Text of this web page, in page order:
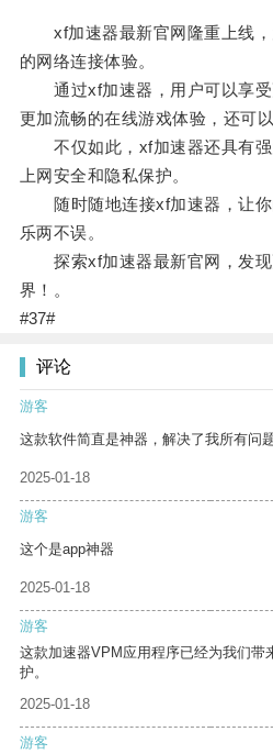
xf加速器最新官网隆重上线，
的网络连接体验。
通过xf加速器，用户可以享受
更加流畅的在线游戏体验，还可
不仅如此，xf加速器还具有强
上网安全和隐私保护。
随时随地连接xf加速器，让你
乐两不误。
探索xf加速器最新官网，发现
界！。
#37#
评论
游客
这款软件简直是神器，解决了我所有问题
2025-01-18
游客
这个是app神器
2025-01-18
游客
这款加速器VPM应用程序已经为我们带
护。
2025-01-18
游客